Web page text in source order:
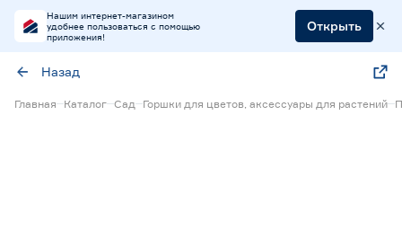
Нашим интернет-магазином
удобнее пользоваться с помощью
приложения!
Открыть
Назад
Главная Каталог Сад Горшки для цветов, аксессуары для растений